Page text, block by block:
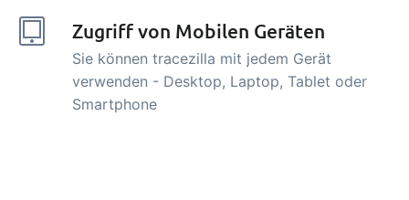
Zugriff von Mobilen Geräten
Sie können tracezilla mit jedem Gerät
verwenden - Desktop, Laptop, Tablet oder
Smartphone